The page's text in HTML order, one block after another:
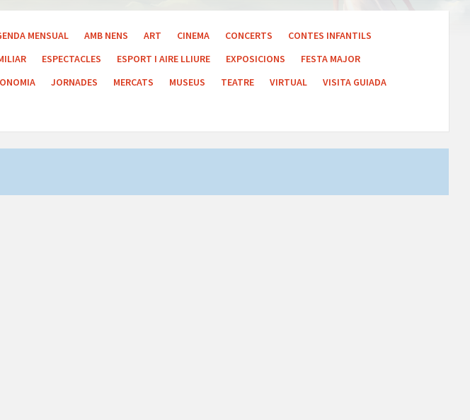
MENSUAL AMB NENS ART CINEMA CONCERTS
CONTES INFANTILS
ESPECTACLES ESPORT I AIRE LLIURE EXPOSICIONS
FESTA MAJOR
JORNADES MERCATS MUSEUS TEATRE VIRTUAL
VISITA GUIADA